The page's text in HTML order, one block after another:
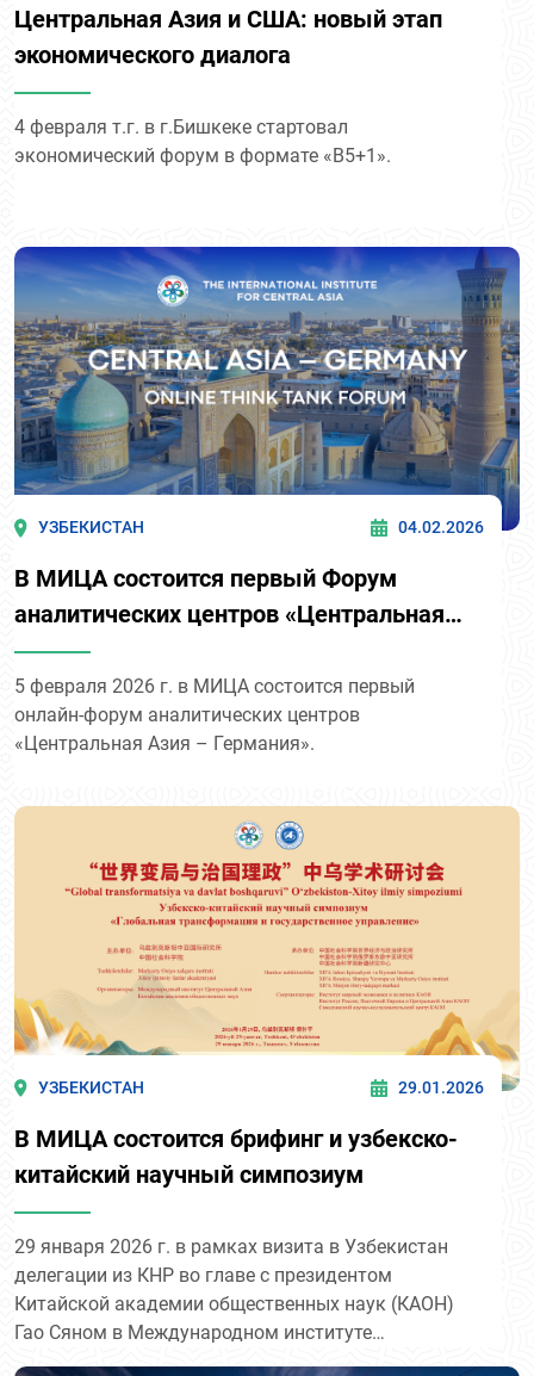
Центральная Азия и США: новый этап
экономического диалога
4 февраля т.г. в г.Бишкеке стартовал
экономический форум в формате «B5+1».
УЗБЕКИСТАН 04.02.2026
В МИЦА состоится первый Форум
аналитических центров «Центральная
Азия – Германия»
5 февраля 2026 г. в МИЦА состоится первый
онлайн-форум аналитических центров
«Центральная Азия – Германия».
УЗБЕКИСТАН 29.01.2026
В МИЦА состоится брифинг и узбекско-
китайский научный симпозиум
29 января 2026 г. в рамках визита в Узбекистан
делегации из КНР во главе с президентом
Китайской академии общественных наук (КАОН)
Гао Сяном в Международном институте